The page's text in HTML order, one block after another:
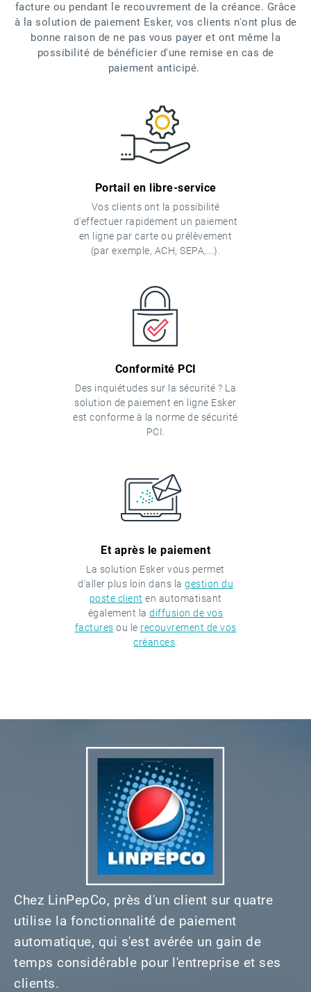
facture ou pendant le recouvrement de la créance. Grâce
à la solution de paiement Esker, vos clients n'ont plus de
bonne raison de ne pas vous payer et ont même la
possibilité de bénéficier d'une remise en cas de
paiement anticipé.
Portail en libre-service
Vos clients ont la possibilité
d'effectuer rapidement un paiement
en ligne par carte ou prélèvement
(par exemple, ACH, SEPA,...).
Conformité PCI
Des inquiétudes sur la sécurité ? La
solution de paiement en ligne Esker
est conforme à la norme de sécurité
PCI.
Et après le paiement
La solution Esker vous permet
d'aller plus loin dans la gestion du
poste client en automatisant
également ladiffusion de vos
factures ou le recouvrement de vos
créances
Chez LinPepCo, près d'un client sur quatre
utilise la fonctionnalité de paiement
automatique, qui s'est avérée un gain de
temps considérable pour l'entreprise et ses
clients.